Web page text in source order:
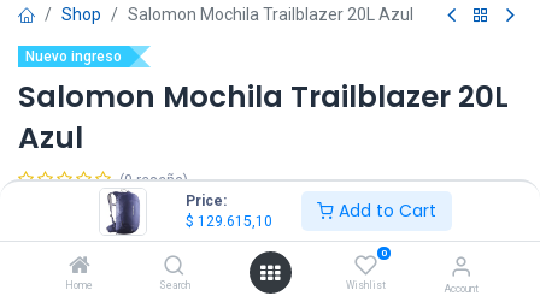
Price:
$ 129.615,10 Add to Cart
Home Search
0
Wishlist Account
Shop Salomon Mochila Trailblazer 20L Azul
Nuevo ingreso
Salomon Mochila Trailblazer 20L
Azul
(0 reseña)
129.615,10 IVA Incluido